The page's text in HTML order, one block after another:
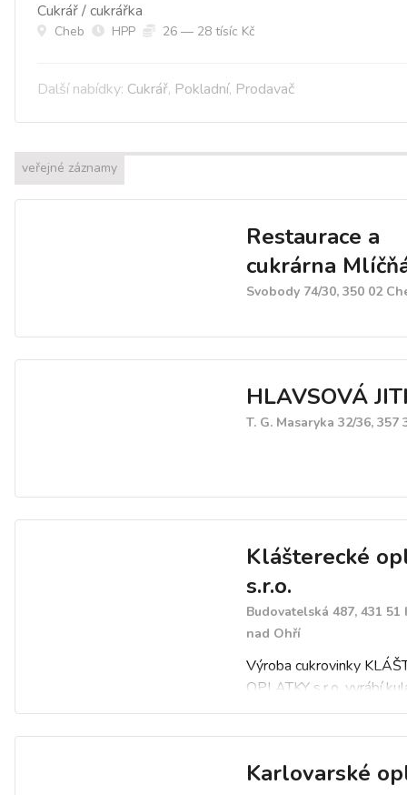
Cukrář / cukrářka
Cheb HPP 26 — 28 tísíc Kč
Další nabídky: Cukrář, Pokladní, Prodavač
veřejné záznamy
Restaurace a
cukrárna
Svobody 74/30, 350 02
HLAVSOVÁ
T. G. Masaryka 32/36, 357
Klášterecké
s.r.o.
Budovatelská 487, 431 51
nad Ohří
Výroba cukrovinky
OPLATKY s.r.o. vyrábí
oplatky plněné
- vanilko-oříškové,
kulaté oplatky -
Karlovarské